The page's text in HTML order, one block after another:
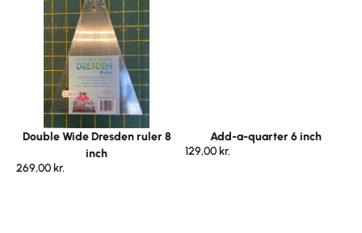
Double Wide Dresden ruler 8
inch
269,00 kr.
Add-a-quarter 6 inch
129,00 kr.